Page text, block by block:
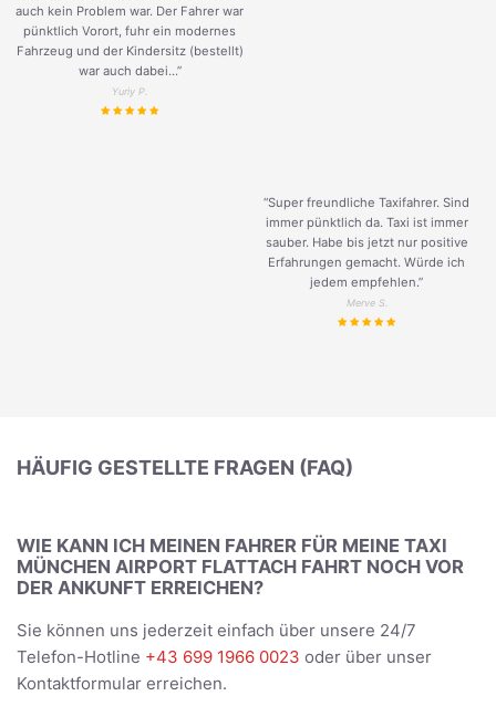
auch kein Problem war. Der Fahrer war
pünktlich Vorort, fuhr ein modernes
Fahrzeug und der Kindersitz (bestellt)
war auch dabei...”
Yuriy P.
“Super freundliche Taxifahrer. Sind
immer pünktlich da. Taxi ist immer
sauber. Habe bis jetzt nur positive
Erfahrungen gemacht. Würde ich
jedem empfehlen.”
Merve S.
HÄUFIG GESTELLTE FRAGEN (FAQ)
WIE KANN ICH MEINEN FAHRER FÜR MEINE TAXI
MÜNCHEN AIRPORT FLATTACH FAHRT NOCH VOR
DER ANKUNFT ERREICHEN?
Sie können uns jederzeit einfach über unsere 24/7
Telefon-Hotline +43 699 1966 0023 oder über unser
Kontaktformular erreichen.